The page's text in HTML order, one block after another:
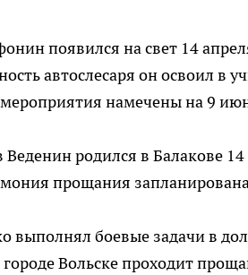
появился на свет 14
автослесаря он освоил в
намечены на 9
Веденин родился в Балакове
прощания
выполнял боевые задачи в
городе Вольске проходит